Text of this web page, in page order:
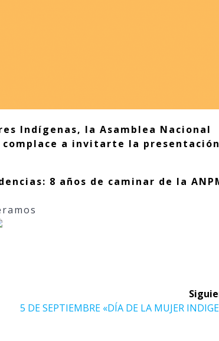
Indígenas, la Asamblea Nacional
a invitarte la presentación
8 años de caminar de la
Siguiente
5 DE SEPTIEMBRE «DÍA DE LA MUJER